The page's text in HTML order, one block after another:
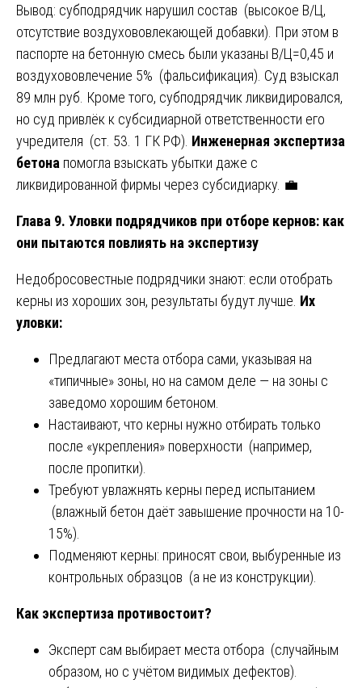
Вывод: субподрядчик нарушил состав (высокое В/Ц,
отсутствие воздухововлекающей добавки). При этом в
паспорте на бетонную смесь были указаны В/Ц=0,45 и
воздухововлечение 5% (фальсификация). Суд взыскал
89 млн руб. Кроме того, субподрядчик ликвидировался,
но суд привлёк к субсидиарной ответственности его
учредителя (ст. 53. 1 ГК РФ). Инженерная экспертиза
бетона помогла взыскать убытки даже с
ликвидированной фирмы через субсидиарку. 💼
Глава 9. Уловки подрядчиков при отборе кернов: как
они пытаются повлиять на экспертизу
Недобросовестные подрядчики знают: если отобрать
керны из хороших зон, результаты будут лучше. Их
уловки:
Предлагают места отбора сами, указывая на
«типичные» зоны, но на самом деле — на зоны с
заведомо хорошим бетоном.
Настаивают, что керны нужно отбирать только
после «укрепления» поверхности (например,
после пропитки).
Требуют увлажнять керны перед испытанием
(влажный бетон даёт завышение прочности на 10-
15%).
Подменяют керны: приносят свои, выбуренные из
контрольных образцов (а не из конструкции).
Как экспертиза противостоит?
Эксперт сам выбирает места отбора (случайным
образом, но с учётом видимых дефектов).